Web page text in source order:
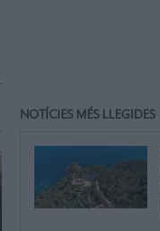
NOTÍCIES MÉS LLEGIDES